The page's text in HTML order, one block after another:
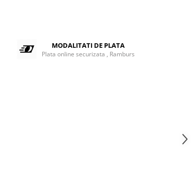
MODALITATI DE PLATA
Plata online securizata , Ramburs